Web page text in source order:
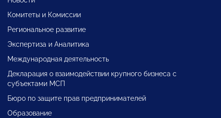
Комитеты и Комиссии
Региональное развитие
Экспертиза и Аналитика
Международная деятельность
Декларация о взаимодействии крупного бизнеса с
субъектами МСП
Бюро по защите прав предпринимателей
Образование